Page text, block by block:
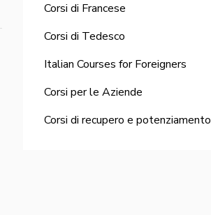
Corsi di Francese
Corsi di Tedesco
Italian Courses for Foreigners
Corsi per le Aziende
Corsi di recupero e potenziamento